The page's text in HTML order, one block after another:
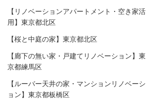
【リノベーションアパートメント・空き家活
用】東京都北区
【桜と中庭の家】東京都北区
【廊下の無い家・戸建てリノベーション】東
京都練馬区
【ルーバー天井の家・マンションリノベーシ
ョン】東京都板橋区